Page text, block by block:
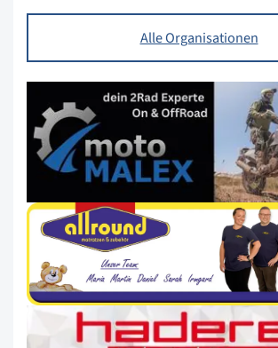
Alle Organisationen